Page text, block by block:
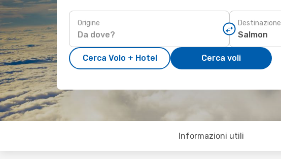
Origine Destinazione
Cerca Volo + Hotel Cerca voli
Informazioni utili